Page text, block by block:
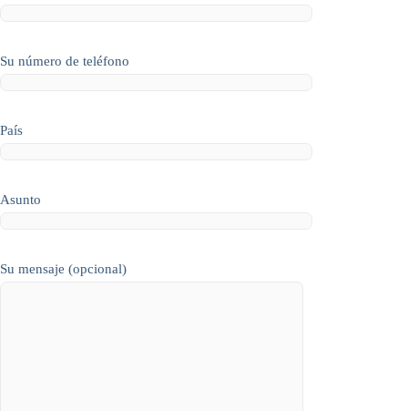
Su número de teléfono
País
Asunto
Su mensaje (opcional)